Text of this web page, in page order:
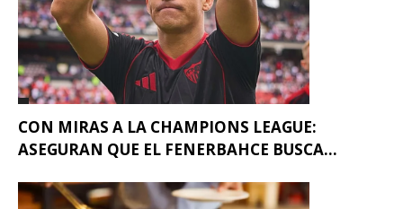
CON MIRAS A LA CHAMPIONS LEAGUE:
ASEGURAN QUE EL FENERBAHCE BUSCA...